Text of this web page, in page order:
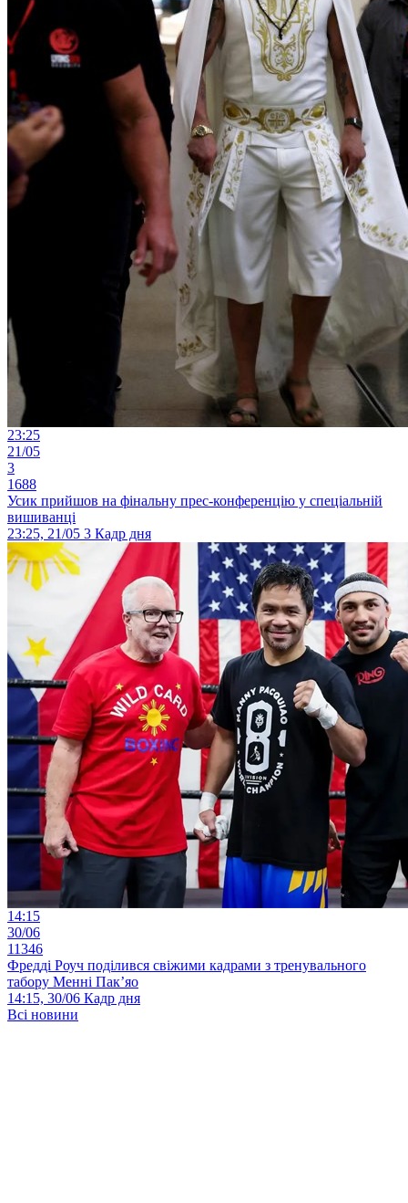
23:25
21/05
3
1688
Усик прийшов на фінальну прес-конференцію у спеціальній
вишиванці
23:25, 21/05 3 Кадр дня
14:15
30/06
11346
Фредді Роуч поділився свіжими кадрами з тренувального
табору Менні Пак’яо
14:15, 30/06 Кадр дня
Всі новини